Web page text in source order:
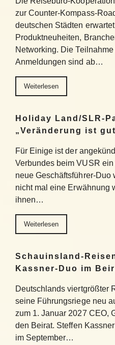
zur Counter-Kompass-
deutschen Städten
Produktneuheiten,
Networking. Die
Anmeldungen sind ab…
Weiterlesen
Holiday Land/SLR-
„Veränderung ist
Für Einige ist der
Verbundes beim VUSR
neue Geschäftsführer-Duo
nicht mal eine Erwähnung
ihnen…
Weiterlesen
Schauinsland-
Kassner-Duo im
Deutschlands viertgrößter
seine Führungsriege neu
zum 1. Januar 2027 CEO,
den Beirat. Steffen
im September…